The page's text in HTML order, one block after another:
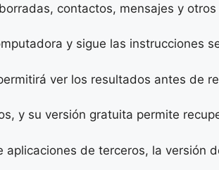
contactos, mensajes y
y sigue las instrucciones
ver los resultados antes de
y su versión gratuita permite
de terceros, la versión